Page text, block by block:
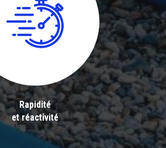
Rapidité
et réactivité